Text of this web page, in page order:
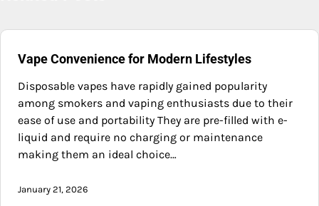
Vape Convenience for Modern Lifestyles
Disposable vapes have rapidly gained popularity
among smokers and vaping enthusiasts due to their
ease of use and portability They are pre-filled with e-
liquid and require no charging or maintenance
making them an ideal choice…
January 21, 2026